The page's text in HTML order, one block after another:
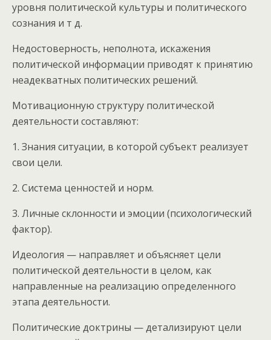
уровня политической культуры и политического
сознания и т д.
Недостоверность, неполнота, искажения
политической информации приводят к принятию
неадекватных политических решений.
Мотивационную структуру политической
деятельности составляют:
1. Знания ситуации, в которой субъект реализует
свои цели.
2. Система ценностей и норм.
3. Личные склонности и эмоции (психологический
фактор).
Идеология — направляет и объясняет цели
политической деятельности в целом, как
направленные на реализацию определенного
этапа деятельности.
Политические доктрины — детализируют цели